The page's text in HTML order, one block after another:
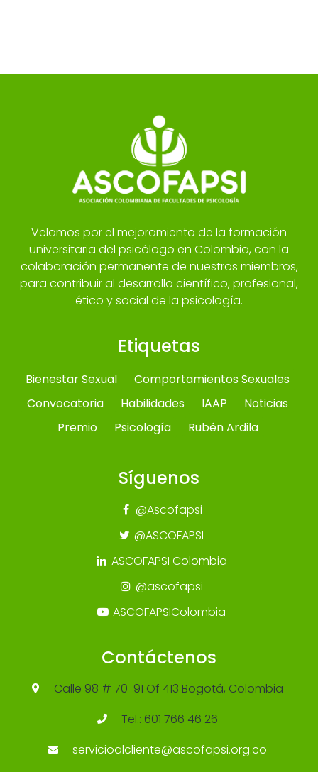
Velamos por el mejoramiento de la formación
universitaria del psicólogo en Colombia, con la
colaboración permanente de nuestros miembros,
para contribuir al desarrollo científico, profesional,
ético y social de la psicología.
Etiquetas
Bienestar Sexual
Comportamientos Sexuales
Convocatoria
Habilidades IAAP
Noticias
Premio
Psicología Rubén Ardila
Síguenos
@Ascofapsi
@ASCOFAPSI
ASCOFAPSI Colombia
@ascofapsi
ASCOFAPSIColombia
Contáctenos
Calle 98 # 70-91 Of 413 Bogotá, Colombia
Tel.: 601 766 46 26
servicioalcliente@ascofapsi.org.co